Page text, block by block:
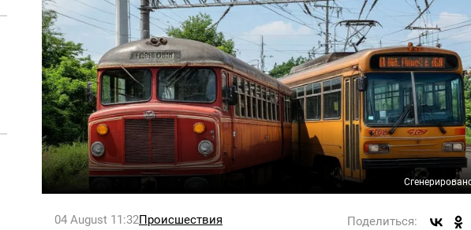
04 August 11:32Происшествия Поделиться: